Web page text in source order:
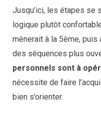
Jusqu’ici, les étapes se
logique plutôt
mènerait à la 5ème, puis
des séquences plus
personnels sont à
nécessite de faire
bien s’orienter.